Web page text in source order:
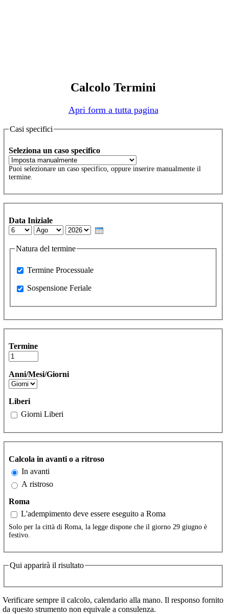
Calcolo Termini
Apri form a tutta pagina
Casi specifici
Seleziona un caso specifico
Puoi selezionare un caso specifico, oppure inserire manualmente il
termine.
Data Iniziale
Day
Month Year
Natura del termine
Processuale
Termine Processuale
Sospensione Feriale
Sospensione Feriale
Termine
Anni/Mesi/Giorni
Liberi
Giorni Liberi
Calcola in avanti o a ritroso
In avanti
A ristroso
Roma
L'adempimento deve essere eseguito a Roma
Solo per la città di Roma, la legge dispone che il giorno 29 giugno è
festivo.
Qui apparirà il risultato
Verificare sempre il calcolo, calendario alla mano. Il responso fornito
da questo strumento non equivale a consulenza.